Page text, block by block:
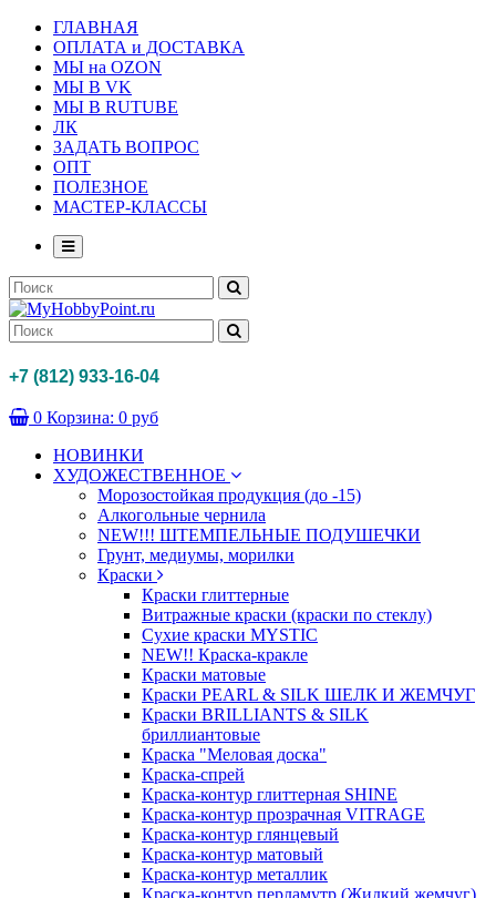
ГЛАВНАЯ
ОПЛАТА и ДОСТАВКА
МЫ на OZON
МЫ В VK
МЫ В RUTUBE
ЛК
ЗАДАТЬ ВОПРОС
ОПТ
ПОЛЕЗНОЕ
МАСТЕР-КЛАССЫ
+7 (812) 933-16-04
0 Корзина: 0 руб
НОВИНКИ
ХУДОЖЕСТВЕННОЕ
Морозостойкая продукция (до -15)
Алкогольные чернила
NEW!!! ШТЕМПЕЛЬНЫЕ ПОДУШЕЧКИ
Грунт, медиумы, морилки
Краски
Краски глиттерные
Витражные краски (краски по стеклу)
Сухие краски MYSTIC
NEW!! Краска-кракле
Краски матовые
Краски PEARL & SILK ШЕЛК И ЖЕМЧУГ
Краски BRILLIANTS & SILK
бриллиантовые
Краска "Меловая доска"
Краска-спрей
Краска-контур глиттерная SHINE
Краска-контур прозрачная VITRAGE
Краска-контур глянцевый
Краска-контур матовый
Краска-контур металлик